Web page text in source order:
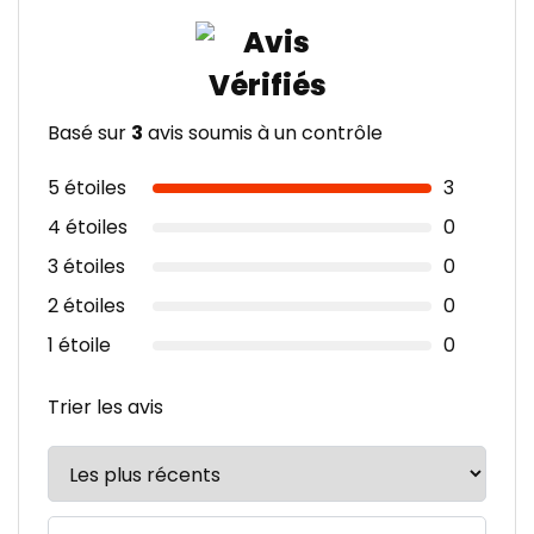
Basé sur 3 avis soumis à un contrôle
5 étoiles
3
4 étoiles
0
3 étoiles
0
2 étoiles
0
1 étoile
0
Trier les avis